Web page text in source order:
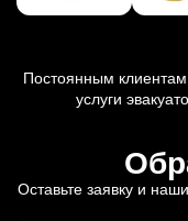
Постоянным
услуги
Оставьте заявку и